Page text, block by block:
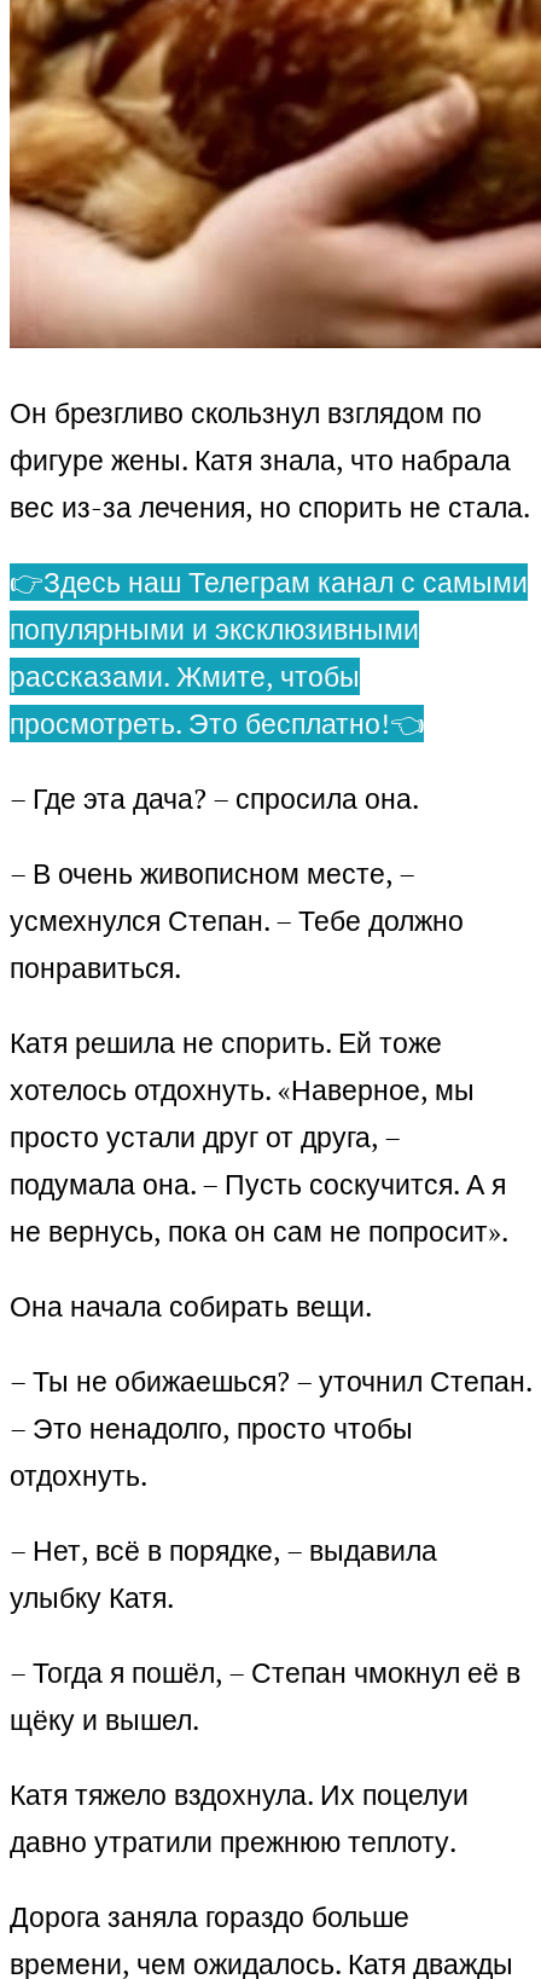
Он брезгливо скользнул взглядом по
фигуре жены. Катя знала, что набрала
вес из-за лечения, но спорить не стала.
👉Здесь наш Телеграм канал с самыми
популярными и эксклюзивными
рассказами. Жмите, чтобы
просмотреть. Это бесплатно!👈
– Где эта дача? – спросила она.
– В очень живописном месте, –
усмехнулся Степан. – Тебе должно
понравиться.
Катя решила не спорить. Ей тоже
хотелось отдохнуть. «Наверное, мы
просто устали друг от друга, –
подумала она. – Пусть соскучится. А я
не вернусь, пока он сам не попросит».
Она начала собирать вещи.
– Ты не обижаешься? – уточнил Степан.
– Это ненадолго, просто чтобы
отдохнуть.
– Нет, всё в порядке, – выдавила
улыбку Катя.
– Тогда я пошёл, – Степан чмокнул её в
щёку и вышел.
Катя тяжело вздохнула. Их поцелуи
давно утратили прежнюю теплоту.
Дорога заняла гораздо больше
времени, чем ожидалось. Катя дважды